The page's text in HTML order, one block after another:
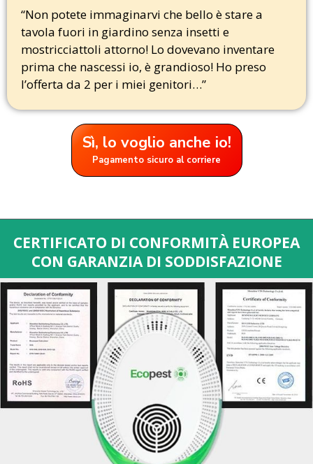
“Non potete immaginarvi che bello è stare a
tavola fuori in giardino senza insetti e
mostricciattoli attorno! Lo dovevano inventare
prima che nascessi io, è grandioso! Ho preso
l’offerta da 2 per i miei genitori…”
Sì, lo voglio anche io!
Pagamento sicuro al corriere
CERTIFICATO DI CONFORMITÀ EUROPEA
CON GARANZIA DI SODDISFAZIONE